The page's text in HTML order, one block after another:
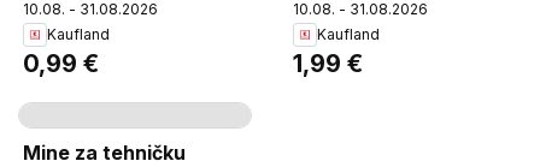
tehničku olovku širina
0,5 mm pakiranje
10.08. - 31.08.2026
Kaufland
0,99 €
tehničku olovku, širine
0,5 mm pakiranje
10.08. - 31.08.2026
Kaufland
1,99 €
Mine za tehničku